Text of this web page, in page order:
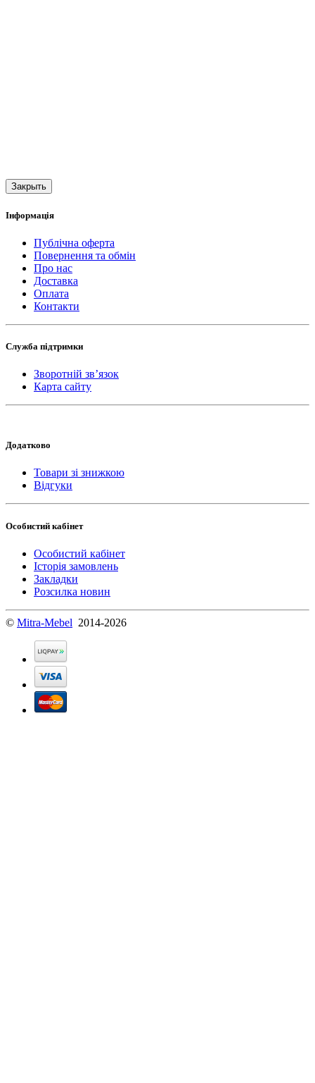
Закрыть
Інформація
Публічна оферта
Повернення та обмін
Про нас
Доставка
Оплата
Контакти
Служба підтримки
Зворотній зв’язок
Карта сайту
Додатково
Товари зі знижкою
Відгуки
Особистий кабінет
Особистий кабінет
Історія замовлень
Закладки
Розсилка новин
© Mitra-Mebel 2014-2026